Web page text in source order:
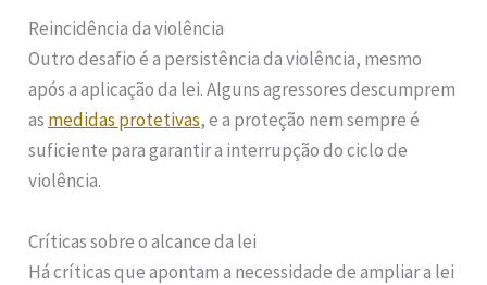
Reincidência da violência
Outro desafio é a persistência da violência, mesmo
após a aplicação da lei. Alguns agressores descumprem
as medidas protetivas, e a proteção nem sempre é
suficiente para garantir a interrupção do ciclo de
violência.
Críticas sobre o alcance da lei
Há críticas que apontam a necessidade de ampliar a lei